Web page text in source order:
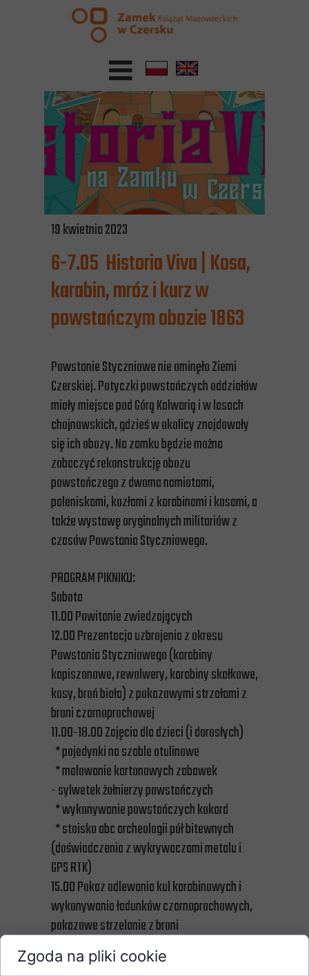
19 kwietnia 2023
6-7.05 Historia Viva | Kosa,
karabin, mróz i kurz w
powstańczym obozie 1863
Powstanie Styczniowe nie ominęło Ziemi
Czerskiej. Potyczki powstańczych oddziałów
miały miejsce pod Górą Kalwarią i w lasach
chojnowskich, gdzieś w okolicy znajdowały
się ich obozy. Na zamku będzie można
zobaczyć rekonstrukcję obozu
powstańczego z dwoma namiotami,
paleniskami, kozłami z karabinami i kosami, a
także wystawę oryginalnych militariów z
czasów Powstania Styczniowego.
PROGRAM PIKNIKU:
Sobota
11.00 Powitanie zwiedzających
12.00 Prezentacja uzbrojenia z okresu
Powstania Styczniowego (karabiny
kapiszonowe, rewolwery, karabiny skałkowe,
kosy, broń biała) z pokazowymi strzałami z
broni czarnoprochowej
11.00-18.00 Zajęcia dla dzieci (i dorosłych)
* pojedynki na szable otulinowe
* malowanie kartonowych zabawek
- sylwetek żołnierzy powstańczych
* wykonywanie powstańczych kokard
* stoisko abc archeologii pół bitewnych
(doświadczenia z wykrywaczami metalu i
GPS RTK)
15.00 Pokaz odlewania kul karabinowych i
wykonywania ładunków czarnoprochowych,
pokazowe strzelanie z broni
16.00 Wykład „Powstanie Styczniowe na
Mazowszu”
Zgoda na pliki cookie